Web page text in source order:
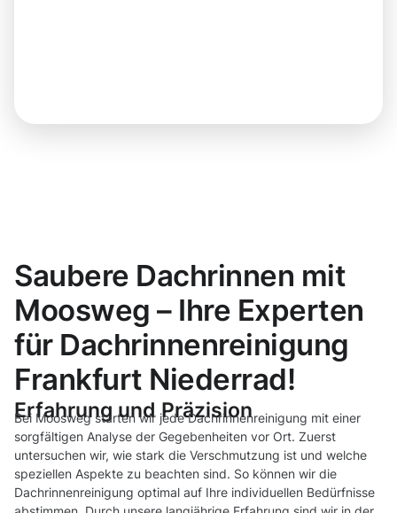
Saubere Dachrinnen mit
Moosweg – Ihre Experten
für Dachrinnenreinigung
Frankfurt Niederrad!
Erfahrung und Präzision
Bei Moosweg starten wir jede Dachrinnenreinigung mit einer
sorgfältigen Analyse der Gegebenheiten vor Ort. Zuerst
untersuchen wir, wie stark die Verschmutzung ist und welche
speziellen Aspekte zu beachten sind. So können wir die
Dachrinnenreinigung optimal auf Ihre individuellen Bedürfnisse